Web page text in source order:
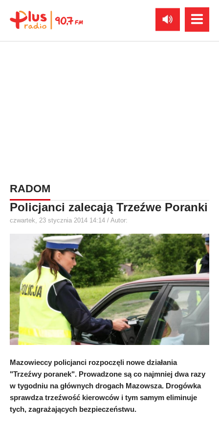
RADOM
Policjanci zalecają Trzeźwe Poranki
czwartek, 23 stycznia 2014 14:14 / Autor:
Mazowieccy policjanci rozpoczęli nowe działania
"Trzeźwy poranek". Prowadzone są co najmniej dwa razy
w tygodniu na głównych drogach Mazowsza. Drogówka
sprawdza trzeźwość kierowców i tym samym eliminuje
tych, zagrażających bezpieczeństwu.